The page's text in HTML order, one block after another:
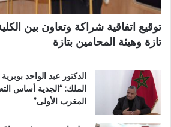
ط
ر
ي
ج
م
ا
توقيع اتفاقية شراكة وتعاون بين
تازة وهيئة المحامين بتازة
الدكتور عبد الواحد
الملك: “الجدية أساس
المغرب الأولى”